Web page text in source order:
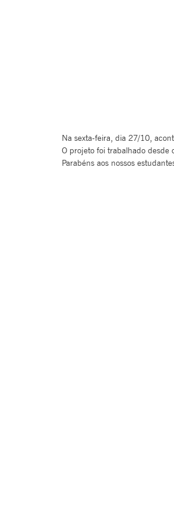
Na sexta-feira, dia 27/10,
O projeto foi trabalhado desde
Parabéns aos nossos